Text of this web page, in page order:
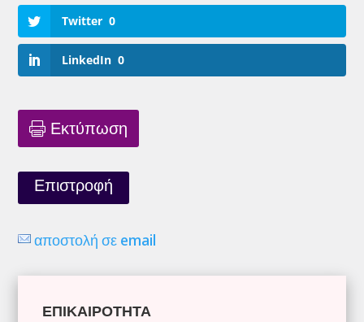
Twitter 0
LinkedIn 0
Εκτύπωση
Επιστροφή
αποστολή σε email
ΕΠΙΚΑΙΡΟΤΗΤΑ